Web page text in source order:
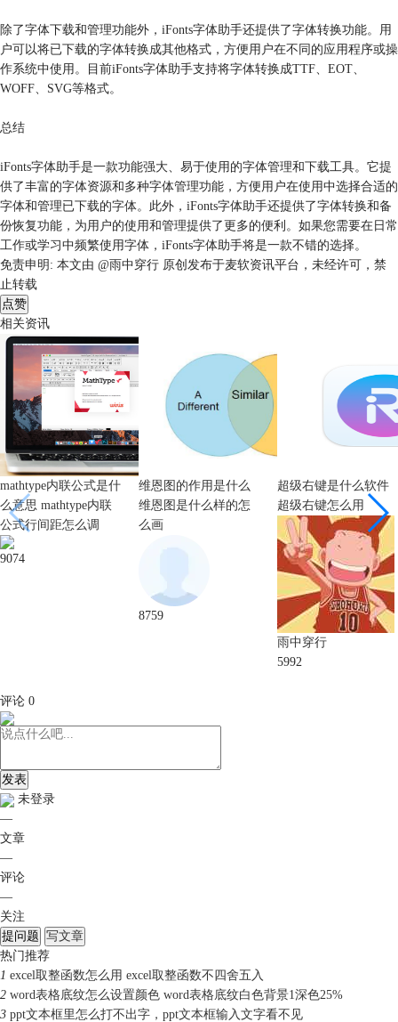
除了字体下载和管理功能外，iFonts字体助手还提供了字体转换功能。用
户可以将已下载的字体转换成其他格式，方便用户在不同的应用程序或操
作系统中使用。目前iFonts字体助手支持将字体转换成TTF、EOT、
WOFF、SVG等格式。
总结
iFonts字体助手是一款功能强大、易于使用的字体管理和下载工具。它提
供了丰富的字体资源和多种字体管理功能，方便用户在使用中选择合适的
字体和管理已下载的字体。此外，iFonts字体助手还提供了字体转换和备
份恢复功能，为用户的使用和管理提供了更多的便利。如果您需要在日常
工作或学习中频繁使用字体，iFonts字体助手将是一款不错的选择。
免责申明: 本文由 @雨中穿行 原创发布于麦软资讯平台，未经许可，禁
止转载
点赞
相关资讯
mathtype内联公式是什
么意思 mathtype内联
公式行间距怎么调
9074
维恩图的作用是什么
维恩图是什么样的怎
么画
8759
超级右键是什么软件
超级右键怎么用
雨中穿行
5992
评论 0
发表
未登录
—
文章
—
评论
—
关注
提问题 写文章
热门推荐
1 excel取整函数怎么用 excel取整函数不四舍五入
2 word表格底纹怎么设置颜色 word表格底纹白色背景1深色25%
3 ppt文本框里怎么打不出字，ppt文本框输入文字看不见